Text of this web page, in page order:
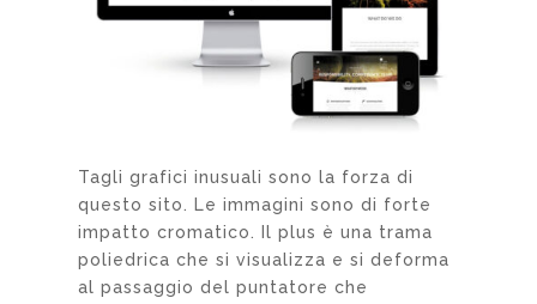
Tagli grafici inusuali sono la forza di
questo sito. Le immagini sono di forte
impatto cromatico. Il plus è una trama
poliedrica che si visualizza e si deforma
al passaggio del puntatore che